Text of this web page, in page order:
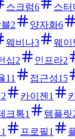
스크럼6 스터
2 양자화6
웨비나3 웨이
십2 인프라2
11 접근성15
2 카이젠 1
크톡1 템플릿
1 프로필1